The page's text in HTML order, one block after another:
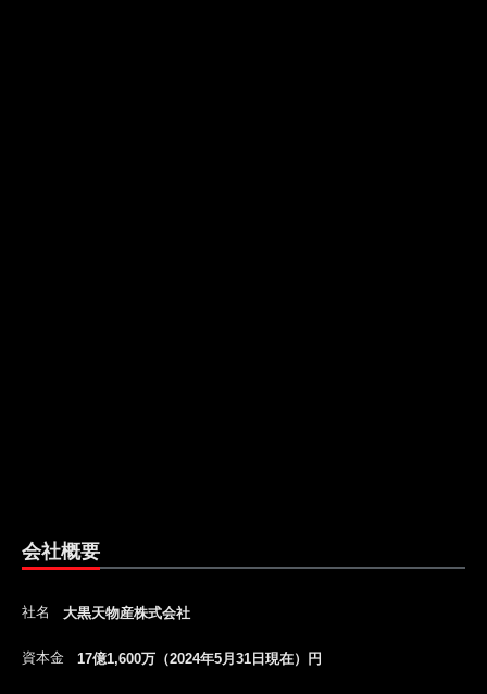
会社概要
社名 大黒天物産株式会社
資本金 17億1,600万（2024年5月31日現在）円